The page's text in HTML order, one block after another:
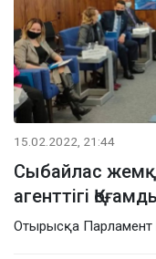
15.02.2022, 21:44
Сыбайлас
агенттігі
Отырысқа Парламент